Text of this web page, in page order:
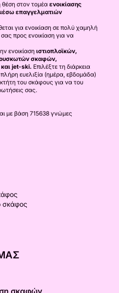
θέση στον τομέα ενοικίασης
επαγγελματιών
για ενοικίαση σε πολύ χαμηλή
προς ενοικίαση για να
ενοικίαση ιστιοπλοϊκών,
σκαφών,
jet-ski. Επιλέξτε τη διάρκεια
πλήρη ευελιξία (ημέρα, εβδομάδα)
του σκάφους για να του
σας.
με βάση 715638 γνώμες
σκάφος
σκαφών